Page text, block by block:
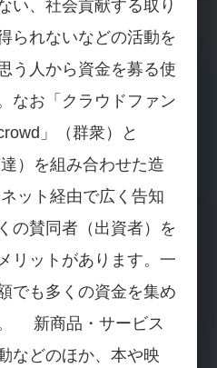
い、社会貢献する取り
られないなどの活動を
う人から資金を募る使
なお「クラウドファン
」（群衆）と
）を組み合わせた造
ット経由で広く告知
の賛同者（出資者）を
リットがあります。一
でも多くの資金を集め
新商品・サービス
などのほか、本や映